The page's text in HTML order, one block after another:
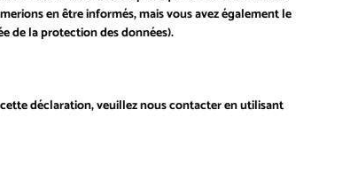
en être informés, mais vous avez également le
de la protection des données).
déclaration, veuillez nous contacter en utilisant